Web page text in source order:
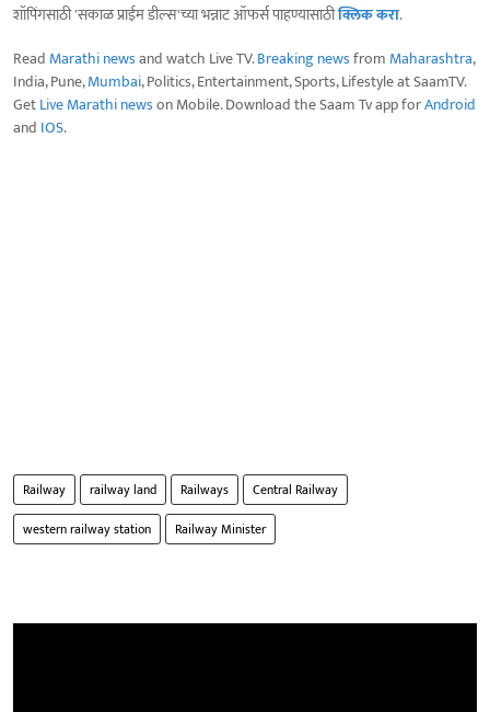
शॉपिंगसाठी 'सकाळ प्राईम डील्स'च्या भन्नाट ऑफर्स पाहण्यासाठीक्लिक करा.
Read Marathi newsand watch Live TV.Breaking newsfrom Maharashtra,
India, Pune,Mumbai, Politics, Entertainment, Sports, Lifestyle at SaamTV.
GetLive Marathi newson Mobile. Download the Saam Tv app forAndroid
and IOS.
Railway railway land Railways
Central Railway
western railway station
Railway Minister